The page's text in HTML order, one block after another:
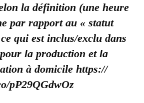
la définition (une heure
par rapport au « statut
qui est inclus/exclu dans
la production et la
à domicile https://
pP29QGdwOz